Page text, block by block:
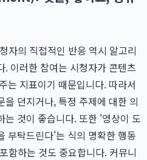
자의 직접적인 반응 역시 알고리
이러한 참여는 시청자가 콘텐츠
는 지표이기 때문입니다. 따라서
던지거나, 특정 주제에 대한 의
는 것이 좋습니다. 또한 '영상이 도
부탁드린다'는 식의 명확한 행동
하는 것도 중요합니다. 커뮤니